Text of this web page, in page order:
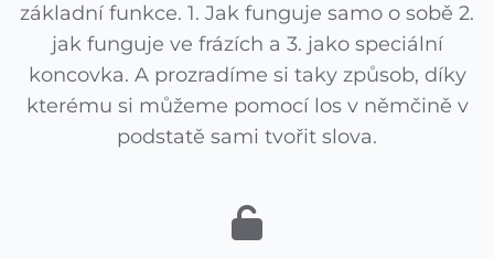
základní funkce. 1. Jak funguje samo o sobě 2.
jak funguje ve frázích a 3. jako speciální
koncovka. A prozradíme si taky způsob, díky
kterému si můžeme pomocí los v němčině v
podstatě sami tvořit slova.